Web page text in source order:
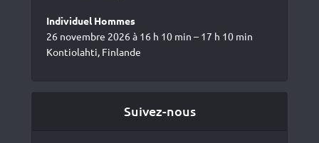
Individuel Hommes
26 novembre 2026 à 16 h 10 min – 17 h 10 min
Kontiolahti, Finlande
Suivez-nous